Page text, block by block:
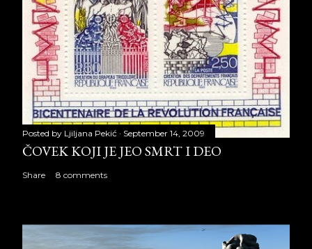
Posted by Ljiljana Pekić September 14, 2009
ČOVEK KOJI JE JEO SMRT I DEO
Share 8 comments